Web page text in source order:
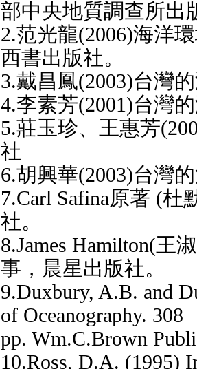
部中央地質調查所出
2.范光龍(2006)海洋
西書出版社。
3.戴昌鳳(2003)台灣
4.李素芳(2001)台灣
5.莊玉珍、王惠芳
社
6.胡興華(2003)台灣
7.Carl Safina原著 (
社。
8.James Hamilton(王
事，晨星出版社。
9.Duxbury, A.B. and
of Oceanography. 308
pp. Wm.C.Brown
10.Ross, D.A. (1995)